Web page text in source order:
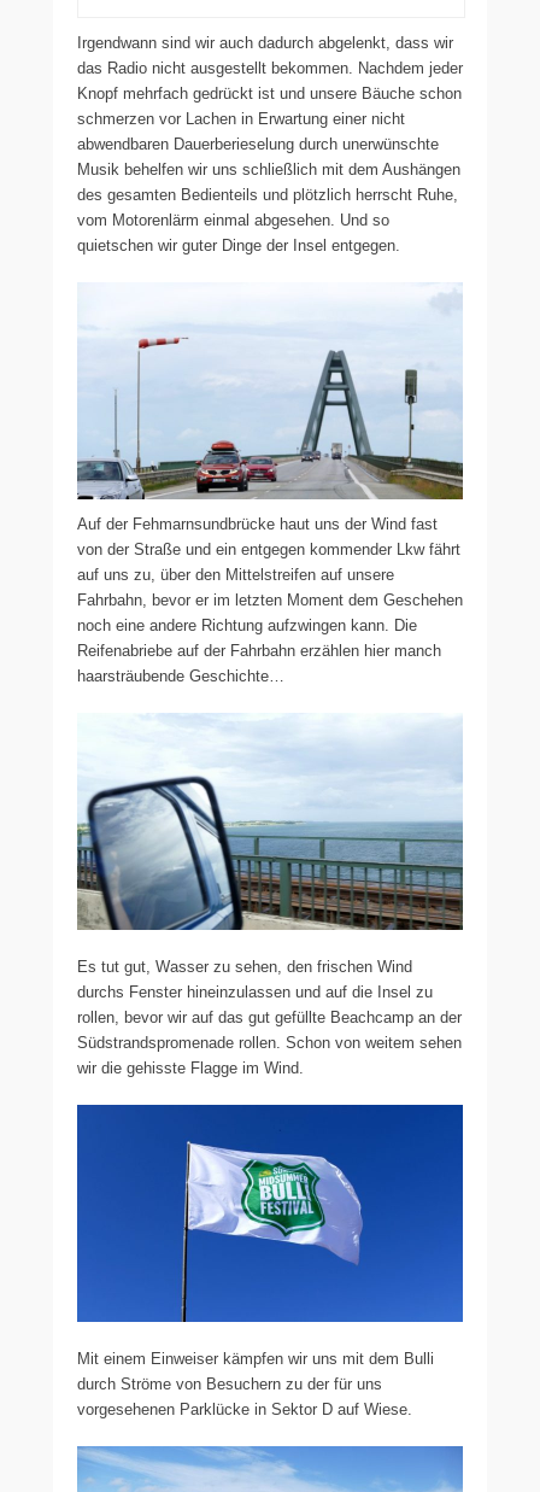
Irgendwann sind wir auch dadurch abgelenkt, dass wir
das Radio nicht ausgestellt bekommen. Nachdem jeder
Knopf mehrfach gedrückt ist und unsere Bäuche schon
schmerzen vor Lachen in Erwartung einer nicht
abwendbaren Dauerberieselung durch unerwünschte
Musik behelfen wir uns schließlich mit dem Aushängen
des gesamten Bedienteils und plötzlich herrscht Ruhe,
vom Motorenlärm einmal abgesehen. Und so
quietschen wir guter Dinge der Insel entgegen.
Auf der Fehmarnsundbrücke haut uns der Wind fast
von der Straße und ein entgegen kommender Lkw fährt
auf uns zu, über den Mittelstreifen auf unsere
Fahrbahn, bevor er im letzten Moment dem Geschehen
noch eine andere Richtung aufzwingen kann. Die
Reifenabriebe auf der Fahrbahn erzählen hier manch
haarsträubende Geschichte…
Es tut gut, Wasser zu sehen, den frischen Wind
durchs Fenster hineinzulassen und auf die Insel zu
rollen, bevor wir auf das gut gefüllte Beachcamp an der
Südstrandspromenade rollen. Schon von weitem sehen
wir die gehisste Flagge im Wind.
Mit einem Einweiser kämpfen wir uns mit dem Bulli
durch Ströme von Besuchern zu der für uns
vorgesehenen Parklücke in Sektor D auf Wiese.